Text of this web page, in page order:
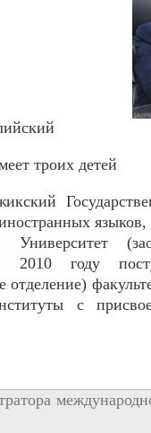
троих детей
Университет
в 2010 году
с